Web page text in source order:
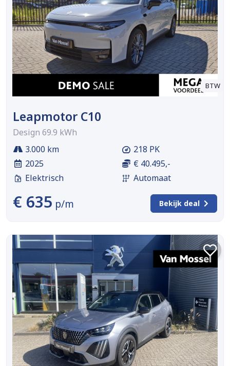
BTW
Leapmotor C10
Design 69.9 kWh
3.000 km
2025
Elektrisch
218 PK
€ 40.495,-
Automaat
€ 635 p/m Bekijk deal